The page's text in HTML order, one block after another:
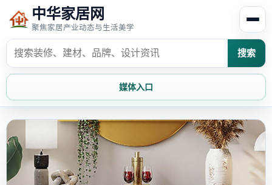
中华家居网
聚焦家居产业动态与生活美学
搜索
媒体入口
家居资讯
家居风水